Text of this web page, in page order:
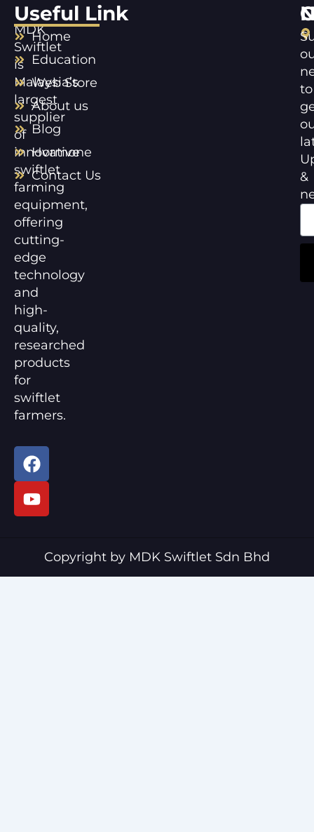
MDK
Swiftlet
is
Malaysia’s
largest
supplier
of
innovative
swiftlet
farming
equipment,
offering
cutting-
edge
technology
and
high-
quality,
researched
products
for
swiftlet
farmers.
F
a
c
e
k
Y
o
u
t
Useful Link
Home
Education
Web Store
About us
Blog
Hormone
Contact Us
to
&
Copyright by MDK Swiftlet Sdn Bhd